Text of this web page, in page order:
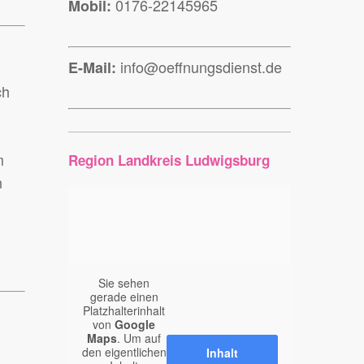
Mobil: 0176-22145965
E-Mail: info@oeffnungsdienst.de
Region Landkreis Ludwigsburg
Sie sehen
gerade einen
Platzhalterinhalt
vonGoogle
Maps. Um auf
den eigentlichen
Inhalt